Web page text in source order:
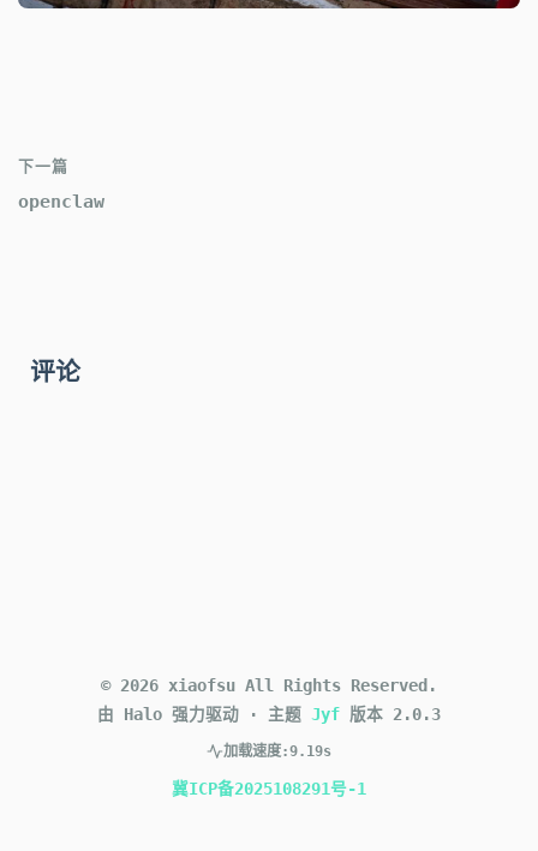
下一篇
openclaw
评论
© 2026 xiaofsu All Rights Reserved.
由 Halo 强力驱动
· 主题 Jyf 版本 2.0.3
加载速度:9.19s
冀ICP备2025108291号-1